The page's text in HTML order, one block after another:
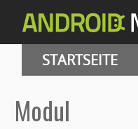
STARTSEITE
Modul